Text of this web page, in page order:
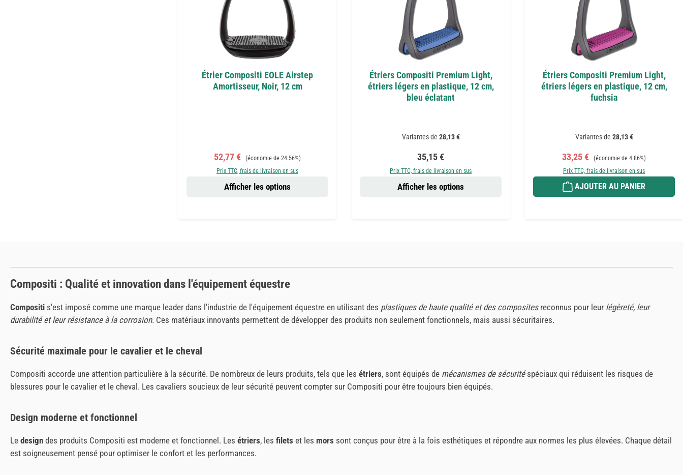
Étrier Compositi EOLE Airstep
Amortisseur, Noir, 12 cm
Prix de vente :
52,77 € Prix régulier :
(économie de 24.56%)
Prix TTC, frais de livraison en sus
Afficher les options
Étriers Compositi Premium Light,
étriers légers en plastique, 12 cm,
bleu éclatant
Variantes de 28,13 €
Prix régulier :
35,15 €
Prix TTC, frais de livraison en sus
Afficher les options
Étriers Compositi Premium Light,
étriers légers en plastique, 12 cm,
fuchsia
Variantes de 28,13 €
Prix de vente :
33,25 € Prix régulier :
(économie de 4.86%)
Prix TTC, frais de livraison en sus
AJOUTER AU PANIER
Compositi : Qualité et innovation dans l'équipement équestre
Compositi s'est imposé comme une marque leader dans l'industrie de l'équipement équestre en utilisant des plastiques de haute qualité et des compositesreconnus pour leur légèreté, leur
durabilité et leur résistance à la corrosion. Ces matériaux innovants permettent de développer des produits non seulement fonctionnels, mais aussi sécuritaires.
Sécurité maximale pour le cavalier et le cheval
Compositi accorde une attention particulière à la sécurité. De nombreux de leurs produits, tels que les étriers, sont équipés de mécanismes de sécuritéspéciaux qui réduisent les risques de
blessures pour le cavalier et le cheval. Les cavaliers soucieux de leur sécurité peuvent compter sur Compositi pour être toujours bien équipés.
Design moderne et fonctionnel
Le design des produits Compositi est moderne et fonctionnel. Les étriers, les filets et les mors sont conçus pour être à la fois esthétiques et répondre aux normes les plus élevées. Chaque détail
est soigneusement pensé pour optimiser le confort et les performances.